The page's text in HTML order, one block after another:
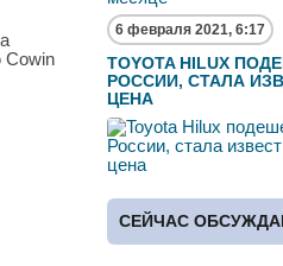
Cowin
6 февраля 2021, 6:17
TOYOTA HILUX
РОССИИ, СТАЛА
ЦЕНА
СЕЙЧАС